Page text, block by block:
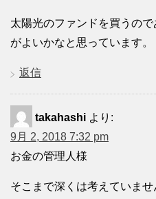
太陽光のファンドを買うの
がよいかなと思っています。
返信
takahashi より:
9月 2, 2018 7:32 pm
お金の管理人様
そこまで深くは考えていま